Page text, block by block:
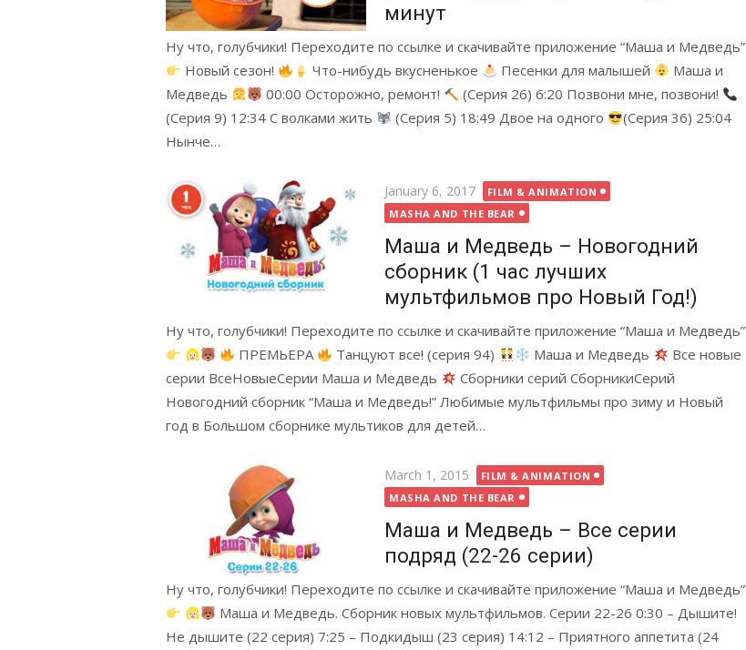
минут
Ну что, голубчики! Переходите по ссылке и скачивайте приложение “Маша и Медведь”
Новый сезон!
Что-нибудь вкусненькое Песенки для малышей
Маша и
Медведь
00:00 Осторожно, ремонт!
(Серия 26) 6:20 Позвони мне, позвони!
(Серия 9) 12:34 С волками жить
(Серия 5) 18:49 Двое на одного
(Серия 36) 25:04
Нынче…
Posted
on
January 6, 2017
FILM & ANIMATION
MASHA AND THE BEAR
Маша и Медведь – Новогодний
сборник (1 час лучших
мультфильмов про Новый Год!)
Ну что, голубчики! Переходите по ссылке и скачивайте приложение “Маша и Медведь”
ПРЕМЬЕРА
Танцуют все! (серия 94) Маша и Медведь
Все новые
серии ВсеНовыеСерии Маша и Медведь
Сборники серий СборникиСерий
Новогодний сборник “Маша и Медведь!” Любимые мультфильмы про зиму и Новый
год в Большом сборнике мультиков для детей…
Posted
on
March 1, 2015
FILM & ANIMATION
MASHA AND THE BEAR
Маша и Медведь – Все серии
подряд (22-26 серии)
Ну что, голубчики! Переходите по ссылке и скачивайте приложение “Маша и Медведь”
Маша и Медведь. Сборник новых мультфильмов. Серии 22-26 0:30 – Дышите!
Не дышите (22 серия) 7:25 – Подкидыш (23 серия) 14:12 – Приятного аппетита (24